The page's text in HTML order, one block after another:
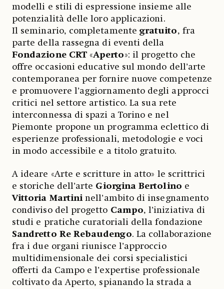
modelli e stili di espressione insieme alle
potenzialità delle loro applicazioni.
Il seminario, completamente gratuito, fra
parte della rassegna di eventi della
Fondazione CRT «Aperto»: il progetto che
offre occasioni educative sul mondo dell’arte
contemporanea per fornire nuove competenze
e promuovere l’aggiornamento degli approcci
critici nel settore artistico. La sua rete
interconnessa di spazi a Torino e nel
Piemonte propone un programma eclettico di
esperienze professionali, metodologie e voci
in modo accessibile e a titolo gratuito.
A ideare «Arte e scritture in atto» le scrittrici
e storiche dell’arte Giorgina Bertolino e
Vittoria Martininell’ambito di insegnamento
condiviso del progetto Campo, l’iniziativa di
studi e pratiche curatoriali della fondazione
Sandretto Re Rebaudengo. La collaborazione
fra i due organi riunisce l’approccio
multidimensionale dei corsi specialistici
offerti da Campo e l’expertise professionale
coltivato da Aperto, spianando la strada a